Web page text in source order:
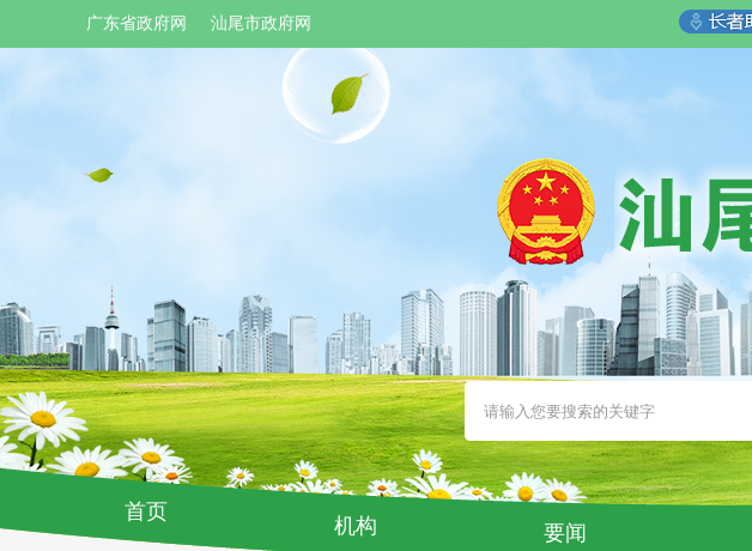
广东省政府网 汕尾市政府网
首页
机构 要闻